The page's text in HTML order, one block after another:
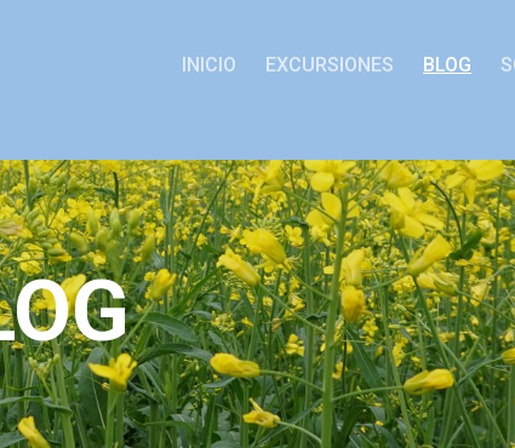
INICIO EXCURSIONES BLOG